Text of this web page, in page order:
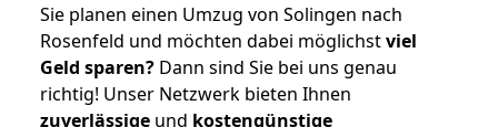
Sie planen einen Umzug von Solingen nach
Rosenfeld und möchten dabei möglichstviel
Geld sparen? Dann sind Sie bei uns genau
richtig! Unser Netzwerk bieten Ihnen
zuverlässige und kostengünstige